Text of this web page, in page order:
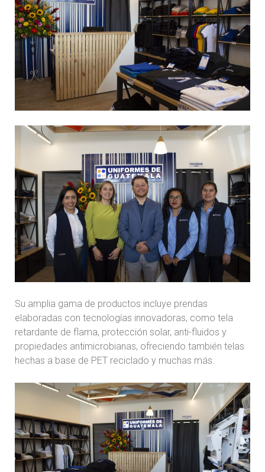
Su amplia gama de productos incluye prendas
elaboradas con tecnologías innovadoras, como tela
retardante de flama, protección solar, anti-fluidos y
propiedades antimicrobianas, ofreciendo también telas
hechas a base de PET reciclado y muchas más.